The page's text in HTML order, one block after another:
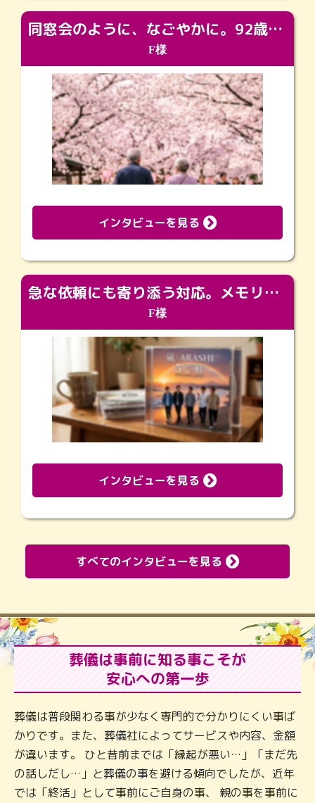
同窓会のように、なごやかに。92歳の旅立ちを彩った、再会と感謝の場
F様
インタビューを見る
急な依頼にも寄り添う対応。メモリアルコーナーで振り返る大切な日々
F様
インタビューを見る
すべてのインタビューを見る
葬儀は事前に知る事こそが
安心への第一歩
葬儀は普段関わる事が少なく専門的で分かりにくい事ば
かりです。また、葬儀社によってサービスや内容、金額
が違います。 ひと昔前までは「縁起が悪い…」「まだ先
の話しだし…」と葬儀の事を避ける傾向でしたが、近年
では「終活」として事前にご自身の事、 親の事を事前に